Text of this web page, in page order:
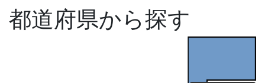
都道府県から探す